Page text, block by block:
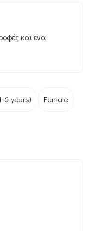
και ένα
6 years) Female